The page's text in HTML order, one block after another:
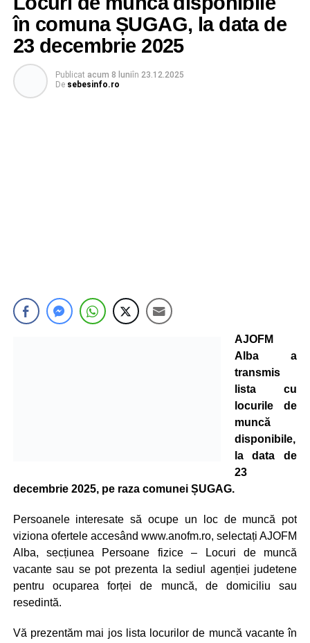
în comuna ȘUGAG, la data de
23 decembrie 2025
Publicat acum 8 luniîn 23.12.2025
De sebesinfo.ro
AJOFM
Alba a
transmis
lista cu
locurile de
muncă
disponibile,
la data de
23
decembrie 2025, pe raza comunei ȘUGAG.
Persoanele interesate să ocupe un loc de muncă pot
viziona ofertele accesând www.anofm.ro, selectați AJOFM
Alba, secțiunea Persoane fizice – Locuri de muncă
vacante sau se pot prezenta la sediul agenției judetene
pentru ocuparea forței de muncă, de domiciliu sau
resedintă.
Vă prezentăm mai jos lista locurilor de muncă vacante în